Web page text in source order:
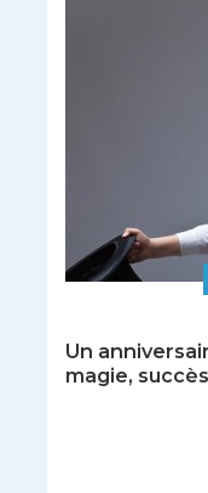
Un
magie,